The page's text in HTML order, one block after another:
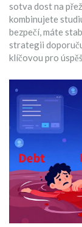
sotva dost na
kombinujete
bezpečí, máte
strategii
klíčovou pro